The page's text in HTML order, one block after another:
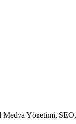
Yönetimi,